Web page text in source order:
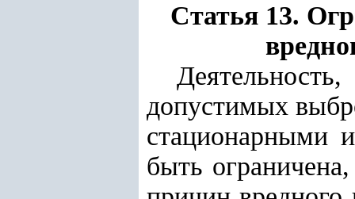
Статья 13.
допустимых
стационарными
быть